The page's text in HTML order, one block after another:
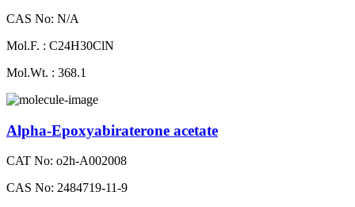
CAS No: N/A
Mol.F. : C24H30ClN
Mol.Wt. : 368.1
Alpha-Epoxyabiraterone acetate
CAT No: o2h-A002008
CAS No: 2484719-11-9